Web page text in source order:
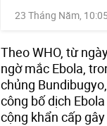
23 Tháng Năm,
Theo WHO, từ
ngờ mắc Ebola,
chủng
công bố dịch
cộng khẩn cấp